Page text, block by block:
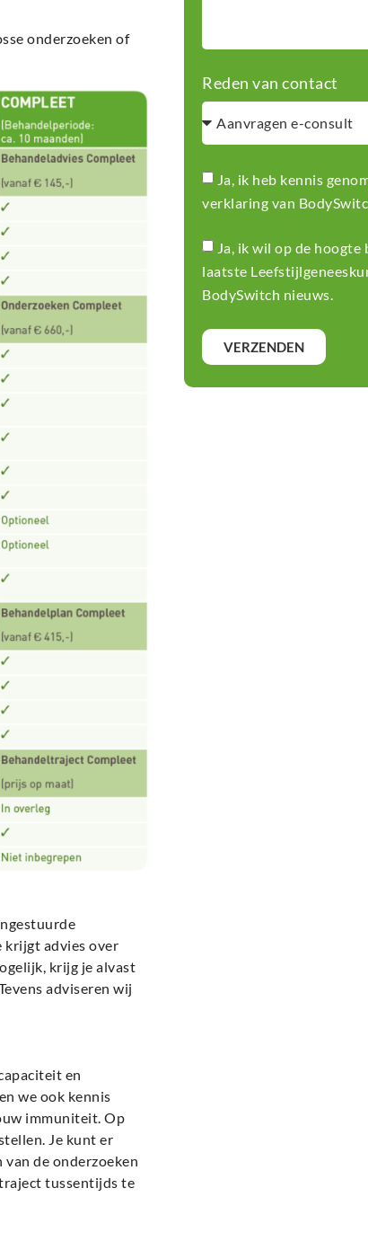
onderzoeken of
krijgt advies over
krijg je alvast
adviseren wij
en
we ook kennis
immuniteit. Op
Je kunt er
de onderzoeken
tussentijds te
Reden van contact
Ja, ik heb kennis
verklaring van
Ja, ik wil op de
laatste
BodySwitch nieuws.
VERZENDEN